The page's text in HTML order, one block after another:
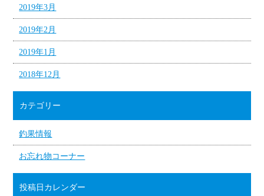
2019年3月
2019年2月
2019年1月
2018年12月
カテゴリー
釣果情報
お忘れ物コーナー
投稿日カレンダー